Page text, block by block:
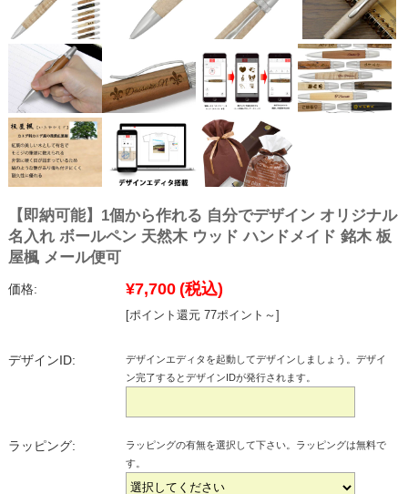
【即納可能】1個から作れる 自分でデザイン オリジナル
名入れ ボールペン 天然木 ウッド ハンドメイド 銘木 板
屋楓 メール便可
価格: ¥7,700 (税込)
[ポイント還元 77ポイント～]
デザインID:
デザインエディタを起動してデザインしましょう。デザイ
ン完了するとデザインIDが発行されます。
ラッピング:
ラッピングの有無を選択して下さい。ラッピングは無料で
す。